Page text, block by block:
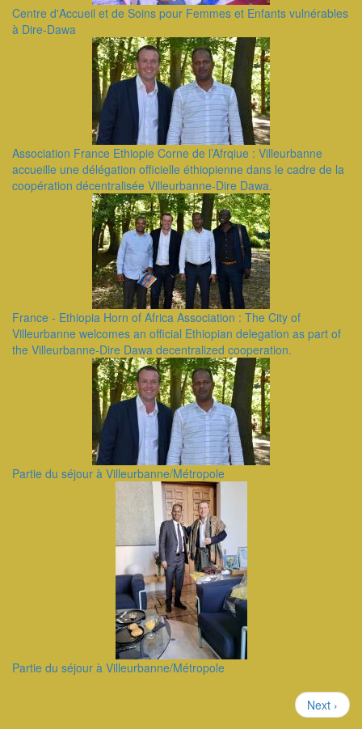
Centre d'Accueil et de Soins pour Femmes et Enfants vulnérables
à Dire-Dawa
Association France Ethiopie Corne de l’Afrqiue : Villeurbanne
accueille une délégation officielle éthiopienne dans le cadre de la
coopération décentralisée Villeurbanne-Dire Dawa.
France - Ethiopia Horn of Africa Association : The City of
Villeurbanne welcomes an official Ethiopian delegation as part of
the Villeurbanne-Dire Dawa decentralized cooperation.
Partie du séjour à Villeurbanne/Métropole
Partie du séjour à Villeurbanne/Métropole
Page
suivante
Next ›